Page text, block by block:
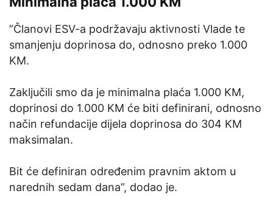
”Članovi ESV-a podržavaju aktivnosti Vlade te
smanjenju doprinosa do, odnosno preko 1.000
KM.
Zaključili smo da je minimalna plaća 1.000 KM,
doprinosi do 1.000 KM će biti definirani, odnosno
način refundacije dijela doprinosa do 304 KM
maksimalan.
Bit će definiran određenim pravnim aktom u
narednih sedam dana”, dodao je.